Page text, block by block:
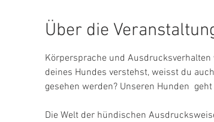
Über die
Körpersprache und
deines Hundes verstehst, weisst du
gesehen werden? Unseren Hunden
Die Welt der hündischen